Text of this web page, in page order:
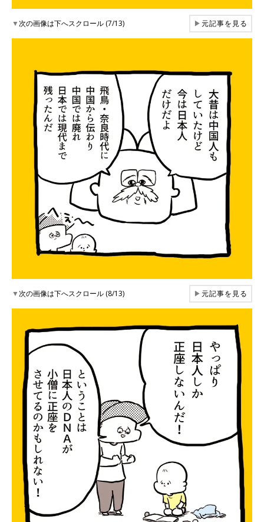
▼次の画像は下へスクロール (7/13) ▶元記事を見る
▼次の画像は下へスクロール (8/13) ▶元記事を見る